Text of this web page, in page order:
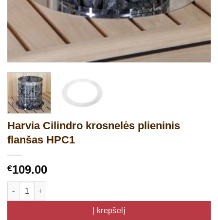
Harvia Cilindro krosnelės plieninis
flanšas HPC1
€109.00
produkto kiekis: Harvia Cilindro krosnelės plieninis flanšas
Į krepšelį